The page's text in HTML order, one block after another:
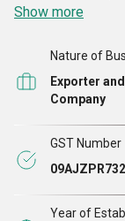
और आपूर्तिकर्ता
सख्त निर्माण
होता है कि हर
Show more
Nature of
Exporter
Company
GST Number
Year of